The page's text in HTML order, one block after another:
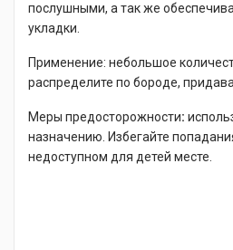
послушными, а так же
укладки.
Применение: небольшое
распределите по бороде,
Меры предосторожности:
назначению. Избегайте
недоступном для детей месте.